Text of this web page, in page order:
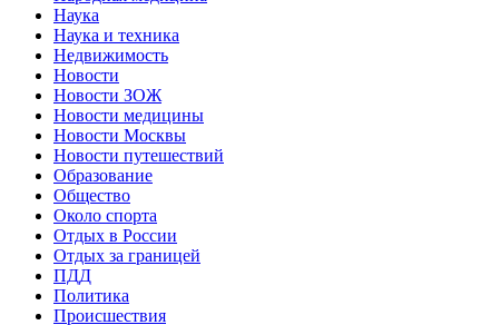
Наука
Наука и техника
Недвижимость
Новости
Новости ЗОЖ
Новости медицины
Новости Москвы
Новости путешествий
Образование
Общество
Около спорта
Отдых в России
Отдых за границей
ПДД
Политика
Происшествия